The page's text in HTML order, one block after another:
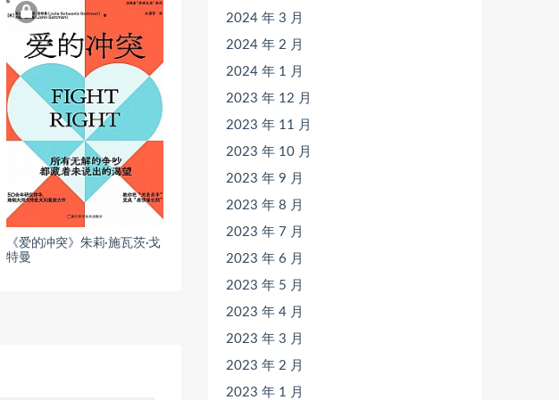
《爱的冲突》朱莉·施瓦茨·戈
特曼
2024 年 3 月
2024 年 2 月
2024 年 1 月
2023 年 12 月
2023 年 11 月
2023 年 10 月
2023 年 9 月
2023 年 8 月
2023 年 7 月
2023 年 6 月
2023 年 5 月
2023 年 4 月
2023 年 3 月
2023 年 2 月
2023 年 1 月